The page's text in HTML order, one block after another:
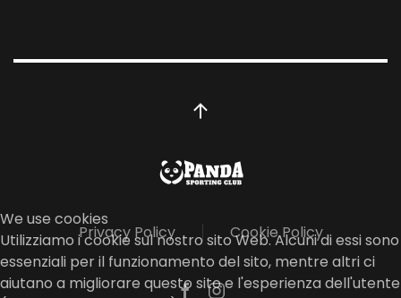
Privacy Policy Cookie Policy
We use cookies
Utilizziamo i cookie sul nostro sito Web. Alcuni di essi sono
essenziali per il funzionamento del sito, mentre altri ci
aiutano a migliorare questo sito e l'esperienza dell'utente